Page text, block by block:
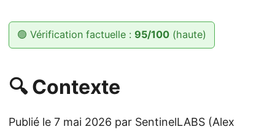
🟢 Vérification factuelle : 95/100(haute)
🔍 Contexte
Publié le 7 mai 2026 par SentinelLABS (Alex